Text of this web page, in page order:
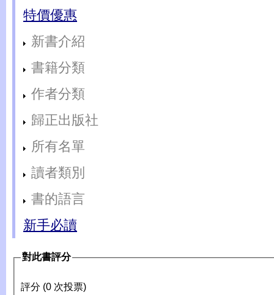
特價優惠
新書介紹
書籍分類
作者分類
歸正出版社
所有名單
讀者類別
書的語言
新手必讀
對此書評分
評分 (0 次投票)